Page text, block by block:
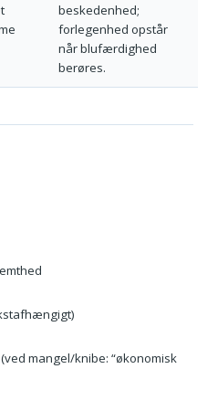
beskedenhed;
forlegenhed opstår
når blufærdighed
berøres.
mangel/knibe: “økonomisk